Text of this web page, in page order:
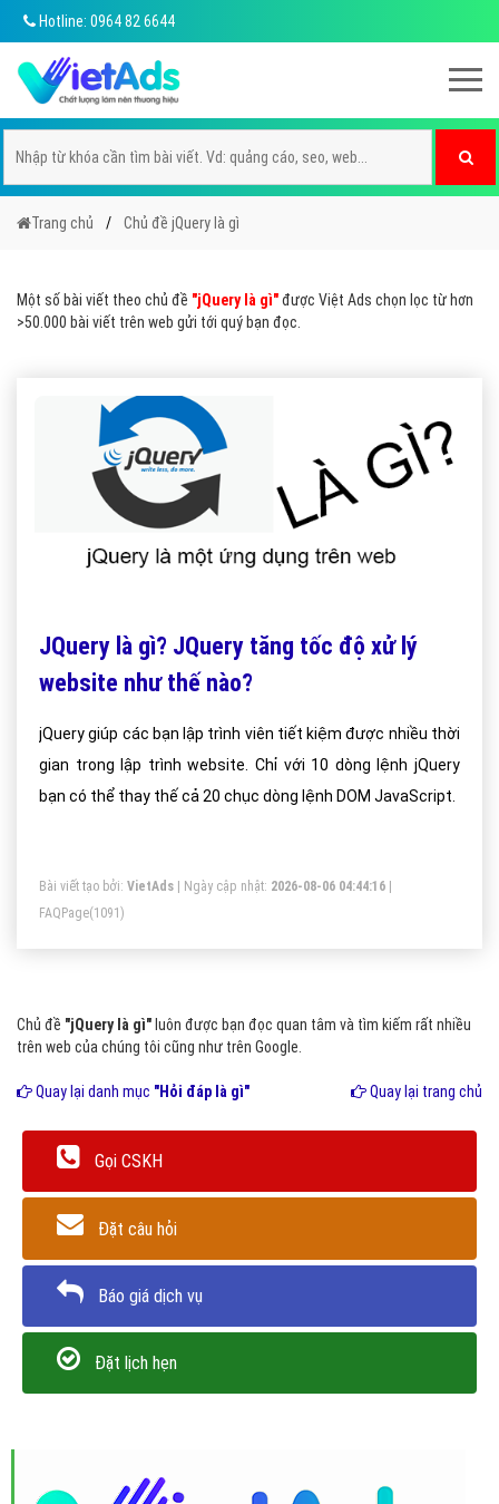
Hotline: 0964 82 6644
Trang chủ Chủ đề jQuery là gì
Một số bài viết theo chủ đề "jQuery là gì"được Việt Ads chọn lọc từ hơn
>50.000 bài viết trên web gửi tới quý bạn đọc.
JQuery là gì? JQuery tăng tốc độ xử lý
website như thế nào?
jQuery giúp các bạn lập trình viên tiết kiệm được nhiều thời
gian trong lập trình website. Chỉ với 10 dòng lệnh jQuery
bạn có thể thay thế cả 20 chục dòng lệnh DOM JavaScript.
Bài viết tạo bởi: VietAds | Ngày cập nhật: 2026-08-06 04:44:16
FAQPage(1091)
Chủ đề "jQuery là gì" luôn được bạn đọc quan tâm và tìm kiếm rất nhiều
trên web của chúng tôi cũng như trên Google.
Quay lại danh mục "Hỏi đáp là gì" Quay lại trang chủ
Gọi CSKH
Đặt câu hỏi
Báo giá dịch vụ
Đặt lịch hẹn